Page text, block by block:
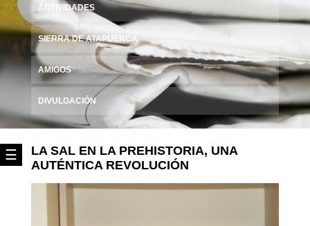
☰
ACTIVIDADES
SIERRA DE ATAPUERCA
AMIGOS
DIVULGACIÓN
LA SAL EN LA PREHISTORIA, UNA
AUTÉNTICA REVOLUCIÓN